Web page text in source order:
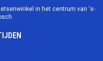
in het centrum van 's-